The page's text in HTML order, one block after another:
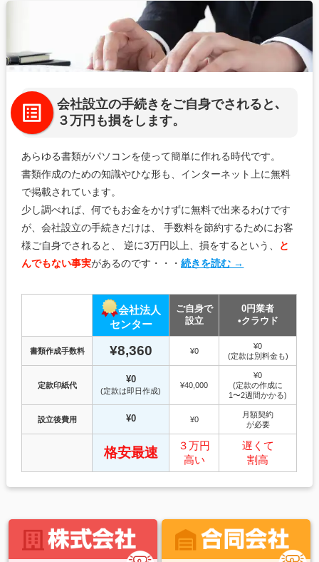
会社設立の手続きをご自身でされると､
３万円も損をします。
あらゆる書類がパソコンを使って簡単に作れる時代です。
書類作成のための知識やひな形も、インターネット上に無料
で掲載されています。
少し調べれば、何でもお金をかけずに無料で出来るわけです
が、会社設立の手続きだけは、
手数料を節約するためにお客
様ご自身でされると、 逆に3万円以上、損をするという、 と
んでもない事実があるのです・・・続きを読む →
会社法人
センター
ご自身で
設立
0円業者
•クラウド
書類作成手数料 ¥8,360 ¥0
¥0
(定款は別料金も)
定款印紙代
¥0
(定款は即日作成)
¥40,000
¥0
(定款の作成に
1〜2週間かかる)
設立後費用 ¥0 ¥0
月額契約
が必要
格安最速
３万円
高い
遅くて
割高